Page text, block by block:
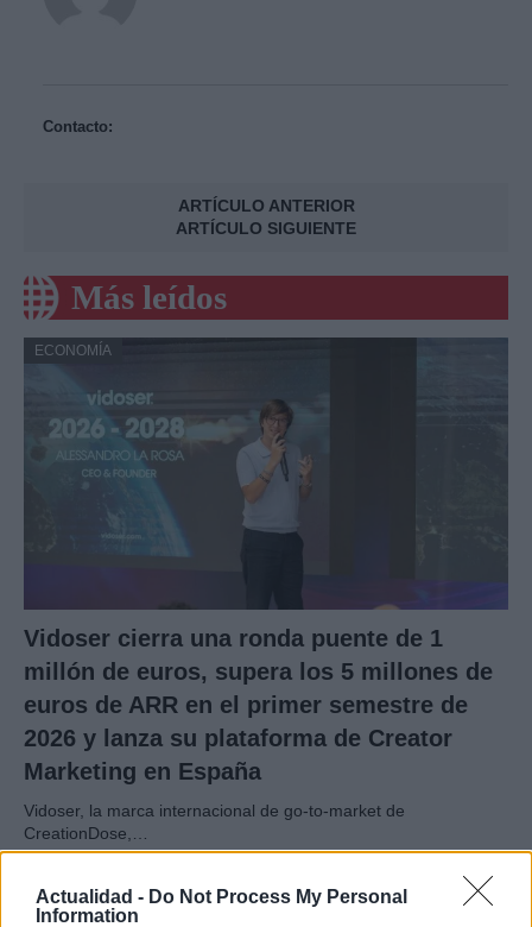
Actualidad - Do Not Process My Personal
Information
Contacto:
ARTÍCULO ANTERIOR
ARTÍCULO SIGUIENTE
Más leídos
ECONOMÍA
Vidoser cierra una ronda puente de 1
millón de euros, supera los 5 millones de
euros de ARR en el primer semestre de
2026 y lanza su plataforma de Creator
Marketing en España
Vidoser, la marca internacional de go-to-market de
CreationDose,…
ECONOMÍA